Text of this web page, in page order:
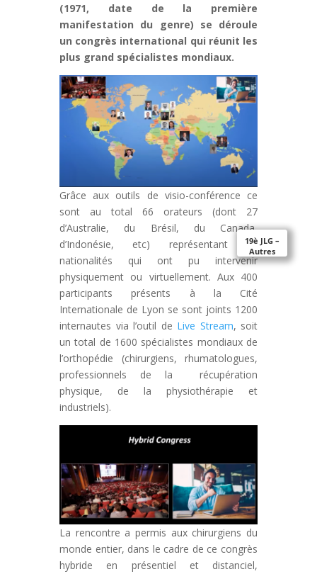
(1971, date de la première
manifestation du genre) se déroule
un congrès international qui réunit les
plus grand spécialistes mondiaux.
Grâce aux outils de visio-conférence ce
sont au total 66 orateurs (dont 27
d’Australie, du Brésil, du Canada,
d’Indonésie, etc) représentant 16
nationalités qui ont pu intervenir
physiquement ou virtuellement. Aux 400
participants présents à la Cité
Internationale de Lyon se sont joints 1200
internautes via l’outil de Live Stream, soit
un total de 1600 spécialistes mondiaux de
l’orthopédie (chirurgiens, rhumatologues,
professionnels de la récupération
physique, de la physiothérapie et
industriels).
La rencontre a permis aux chirurgiens du
monde entier, dans le cadre de ce congrès
hybride en présentiel et distanciel,
19è JLG –
Autres
partenaires